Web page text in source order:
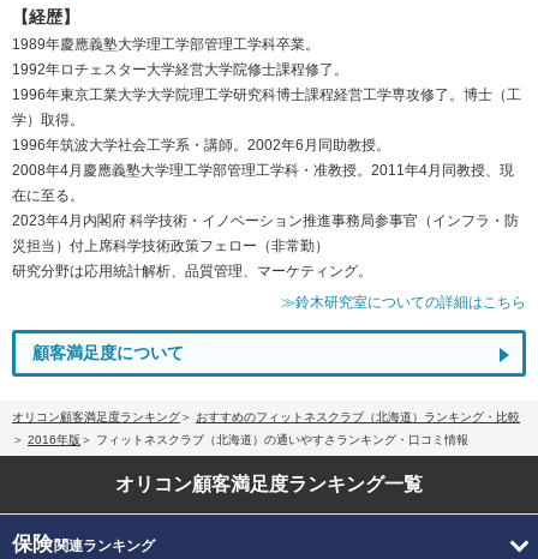
【経歴】
1989年慶應義塾大学理工学部管理工学科卒業。
1992年ロチェスター大学経営大学院修士課程修了。
1996年東京工業大学大学院理工学研究科博士課程経営工学専攻修了。博士（工
学）取得。
1996年筑波大学社会工学系・講師。2002年6月同助教授。
2008年4月慶應義塾大学理工学部管理工学科・准教授。2011年4月同教授、現
在に至る。
2023年4月内閣府 科学技術・イノベーション推進事務局参事官（インフラ・防
災担当）付上席科学技術政策フェロー（非常勤）
研究分野は応用統計解析、品質管理、マーケティング。
≫鈴木研究室についての詳細はこちら
顧客満足度について
オリコン顧客満足度ランキング
おすすめのフィットネスクラブ（北海道）ランキング・比較
2016年版
フィットネスクラブ（北海道）の通いやすさランキング・口コミ情報
オリコン顧客満足度ランキング一覧
保険関連ランキング